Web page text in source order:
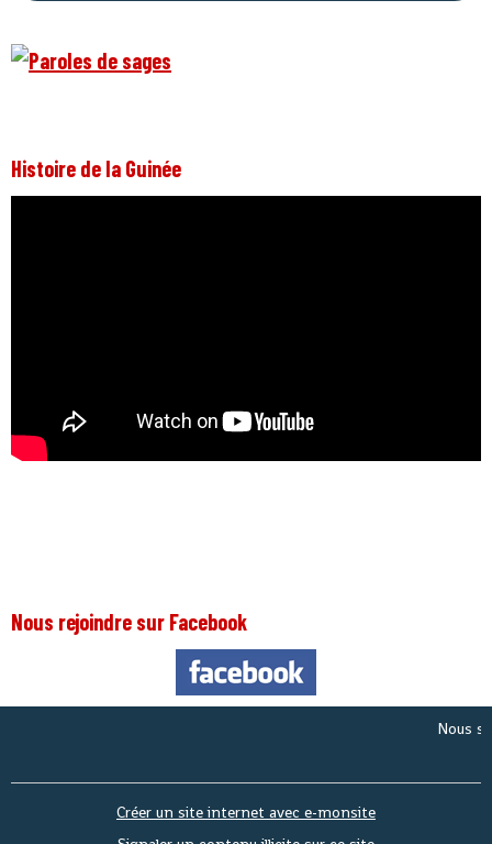
Histoire de la Guinée
Nous rejoindre sur Facebook
Nous
Créer un site internet avec e-monsite